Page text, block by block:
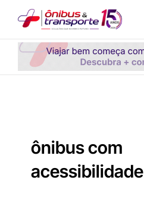
conteúdo
ônibus com
acessibilidade